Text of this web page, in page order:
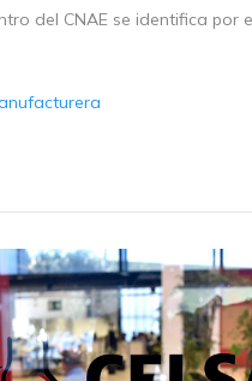
del CNAE se identifica por